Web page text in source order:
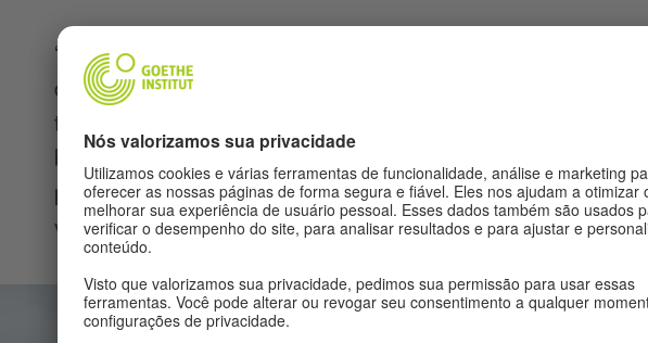
“Sempre tive sérios problemas com o termo ‘pós-
que haja um ‘pós’ – um tempo depois do colonialismo
tenha acabado. Essa expressão pode causar ruído na
brasileiro no chat do Latitude sobre o assunto: “Será
pós-colonialismo?”. Tiago Sant’Ana: “E sabemos que
vivemos em um ambiente que atualiza os sistemas